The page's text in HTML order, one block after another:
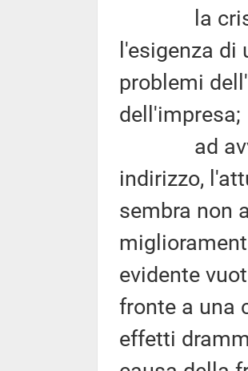
la crisi
l'esigenza
problemi
dell'impresa;
ad avviso
indirizzo,
sembra non
evidente
fronte a una
effetti